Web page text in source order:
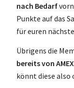
nach Bedarf
Punkte auf das
für euren
Übrigens die
bereits von
könnt diese also